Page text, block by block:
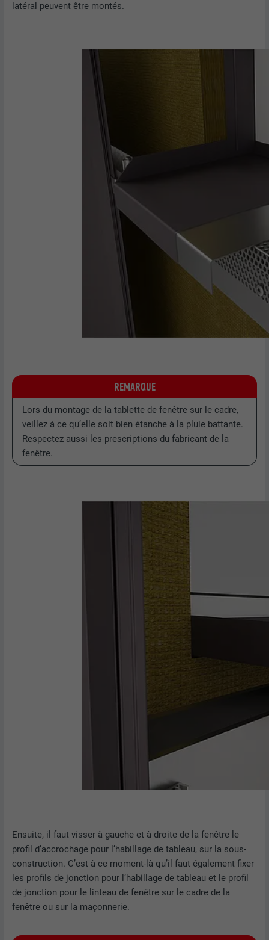
latéral peuvent être montés.
REMARQUE
Lors du montage de la tablette de fenêtre sur le cadre,
veillez à ce qu’elle soit bien étanche à la pluie battante.
Respectez aussi les prescriptions du fabricant de la
fenêtre.
Ensuite, il faut visser à gauche et à droite de la fenêtre le
profil d’accrochage pour l’habillage de tableau, sur la sous-
construction. C’est à ce moment-là qu’il faut également fixer
les profils de jonction pour l’habillage de tableau et le profil
de jonction pour le linteau de fenêtre sur le cadre de la
fenêtre ou sur la maçonnerie.